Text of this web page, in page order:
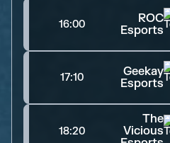
16:00
ROC
Esports
17:10
Geekay
Esports
18:20
The
Vicious